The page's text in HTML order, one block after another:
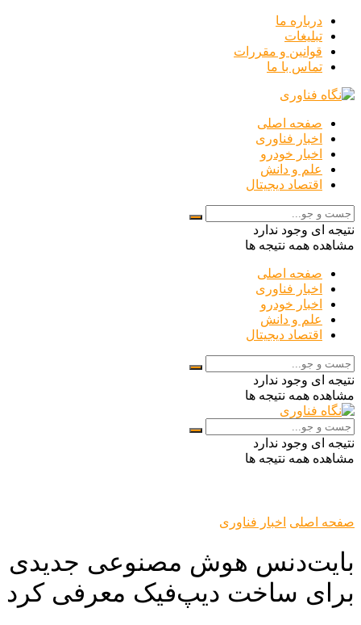
درباره ما
تبلیغات
قوانین و مقررات
تماس با ما
صفحه اصلی
اخبار فناوری
اخبار خودرو
علم و دانش
اقتصاد دیجیتال
نتیجه ای وجود ندارد
مشاهده همه نتیجه ها
صفحه اصلی
اخبار فناوری
اخبار خودرو
علم و دانش
اقتصاد دیجیتال
نتیجه ای وجود ندارد
مشاهده همه نتیجه ها
نتیجه ای وجود ندارد
مشاهده همه نتیجه ها
صفحه اصلی اخبار فناوری
بایت‌دنس هوش مصنوعی جدیدی
برای ساخت دیپ‌فیک معرفی کرد